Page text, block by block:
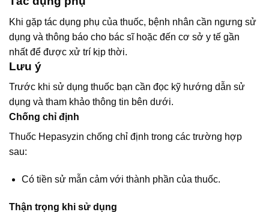
Khi gặp tác dụng phụ của thuốc, bệnh nhân cần ngưng sử
dụng và thông báo cho bác sĩ hoặc đến cơ sở y tế gần
nhất để được xử trí kịp thời.
Lưu ý
Trước khi sử dụng thuốc bạn cần đọc kỹ hướng dẫn sử
dụng và tham khảo thông tin bên dưới.
Chống chỉ định
Thuốc Hepasyzin chống chỉ định trong các trường hợp
sau:
Có tiền sử mẫn cảm với thành phần của thuốc.
Thận trọng khi sử dụng